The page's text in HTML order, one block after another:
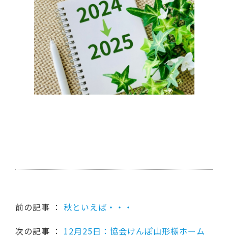
前の記事 ： 秋といえば・・・
次の記事 ： 12月25日：協会けんぽ山形様ホーム